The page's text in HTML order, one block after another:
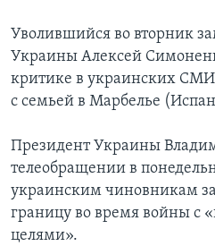
Уволившийся во вторник
Украины Алексей
критике в украинских
с семьей в Марбелье
Президент Украины
телеобращении в
украинским чиновникам
границу во время войны с
целями».